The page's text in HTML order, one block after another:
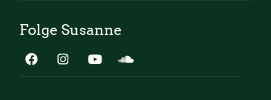
Folge Susanne